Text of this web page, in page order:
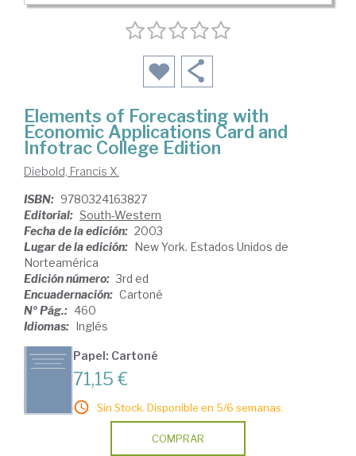
Elements of Forecasting with
Economic Applications Card and
Infotrac College Edition
Diebold, Francis X.
ISBN: 9780324163827
Editorial: South-Western
Fecha de la edición: 2003
Lugar de la edición: New York. Estados Unidos de
Norteamérica
Edición número: 3rd ed
Encuadernación: Cartoné
Nº Pág.: 460
Idiomas: Inglés
Papel: Cartoné
71,15 €
Sin Stock. Disponible en 5/6 semanas.
COMPRAR